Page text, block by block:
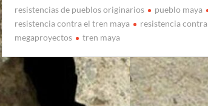
resistencias de pueblos originarios
pueblo maya
resistencia contra el tren maya
resistencia contra
megaproyectos
tren maya